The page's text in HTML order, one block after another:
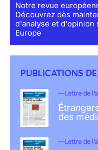
Notre revue
Découvrez dès
d'analyse et d'opinion
Europe
PUBLICATIONS
Lettre de
des
Lettre de